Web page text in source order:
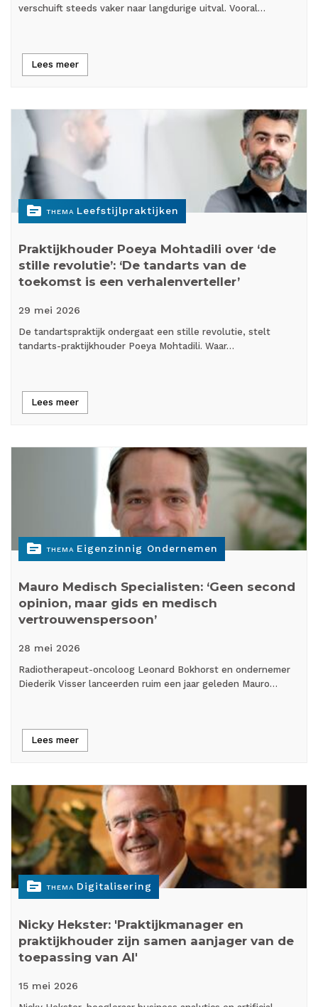
verschuift steeds vaker naar langdurige uitval. Vooral…
Lees meer
topic THEMA Leefstijlpraktijken
Praktijkhouder Poeya Mohtadili over ‘de
stille revolutie’: ‘De tandarts van de
toekomst is een verhalenverteller’
29 mei 2026
De tandartspraktijk ondergaat een stille revolutie, stelt
tandarts-praktijkhouder Poeya Mohtadili. Waar…
Lees meer
topic THEMA Eigenzinnig Ondernemen
Mauro Medisch Specialisten: ‘Geen second
opinion, maar gids en medisch
vertrouwenspersoon’
28 mei 2026
Radiotherapeut-oncoloog Leonard Bokhorst en ondernemer
Diederik Visser lanceerden ruim een jaar geleden Mauro…
Lees meer
topic THEMA Digitalisering
Nicky Hekster: 'Praktijkmanager en
praktijkhouder zijn samen aanjager van de
toepassing van AI'
15 mei 2026